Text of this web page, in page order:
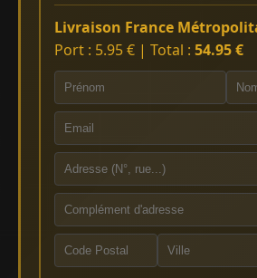
Livraison France
Port : 5.95 € | Total : 54.95 €